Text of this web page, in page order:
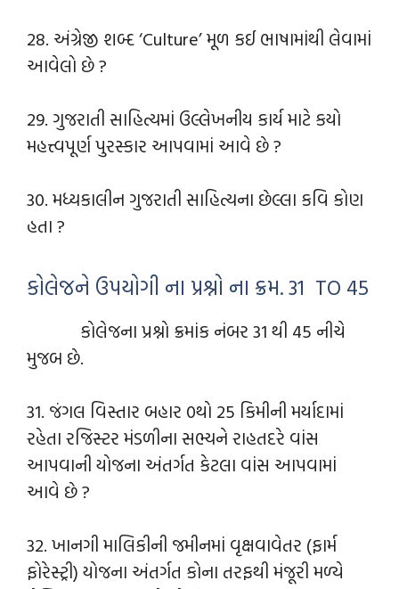
28. અંગ્રેજી શબ્દ ‘Culture’ મૂળ કઈ ભાષામાંથી લેવામાં
આવેલો છે ?
29. ગુજરાતી સાહિત્યમાં ઉલ્લેખનીય કાર્ય માટે કયો
મહત્ત્વપૂર્ણ પુરસ્કાર આપવામાં આવે છે ?
30. મધ્યકાલીન ગુજરાતી સાહિત્યના છેલ્લા કવિ કોણ
હતા ?
કોલેજને ઉપયોગી ના પ્રશ્નો ના ક્રમ. 31 TO 45
કોલેજના પ્રશ્નો ક્રમાંક નંબર 31 થી 45 નીચે
મુજબ છે.
31. જંગલ વિસ્તાર બહાર 0થો 25 કિમીની મર્યાદામાં
રહેતા રજિસ્ટર મંડળીના સભ્યને રાહતદરે વાંસ
આપવાની યોજના અંતર્ગત કેટલા વાંસ આપવામાં
આવે છે ?
32. ખાનગી માલિકીની જમીનમાં વૃક્ષવાવેતર (ફાર્મ
ફોરેસ્ટ્રી) યોજના અંતર્ગત કોના તરફથી મંજૂરી મળ્યે